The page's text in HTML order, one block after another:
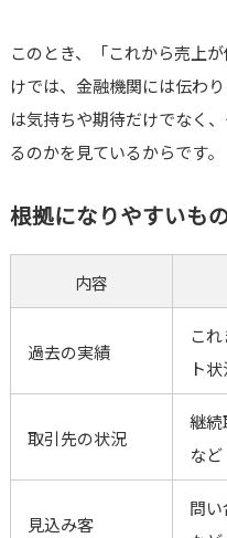
このとき、「これから売上
けでは、金融機関には伝わ
は気持ちや期待だけでなく
るのかを見ているからです。
根拠になりやすいも
内容
過去の実績
こ
ト
取引先の状況
継続
など
見込み客
問